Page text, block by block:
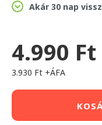
Akár 30 nap
4.990 Ft
3.930 Ft +ÁFA